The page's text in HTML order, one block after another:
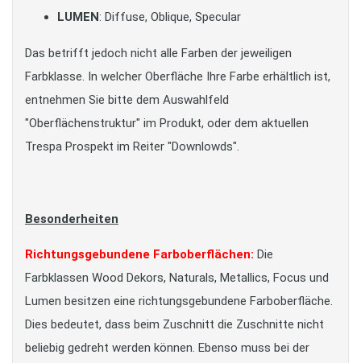
LUMEN: Diffuse, Oblique, Specular
Das betrifft jedoch nicht alle Farben der jeweiligen
Farbklasse. In welcher Oberfläche Ihre Farbe erhältlich ist,
entnehmen Sie bitte dem Auswahlfeld
"Oberflächenstruktur" im Produkt, oder dem aktuellen
Trespa Prospekt im Reiter "Downlowds".
Besonderheiten
Richtungsgebundene Farboberflächen: Die
Farbklassen Wood Dekors, Naturals, Metallics, Focus und
Lumen besitzen eine richtungsgebundene Farboberfläche.
Dies bedeutet, dass beim Zuschnitt die Zuschnitte nicht
beliebig gedreht werden können. Ebenso muss bei der